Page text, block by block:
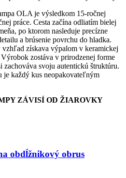
OLA je výsledkom 15-ročnej
práce. Cesta začína odliatím bielej
po ktorom nasleduje precízne
a brúsenie povrchu do hladka.
získava výpalom v keramickej
zostáva v prirodzenej forme
zachováva svoju autentickú štruktúru.
je každý kus neopakovateľným
ZÁVISÍ OD ŽIAROVKY
obdĺžnikový obrus